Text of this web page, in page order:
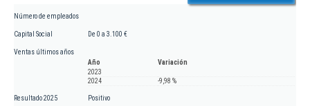
Número de empleados
Capital Social De 0 a 3.100 €
Ventas últimos años
Año
Variación
2023
2024
-9,98 %
Resultado 2025 Positivo